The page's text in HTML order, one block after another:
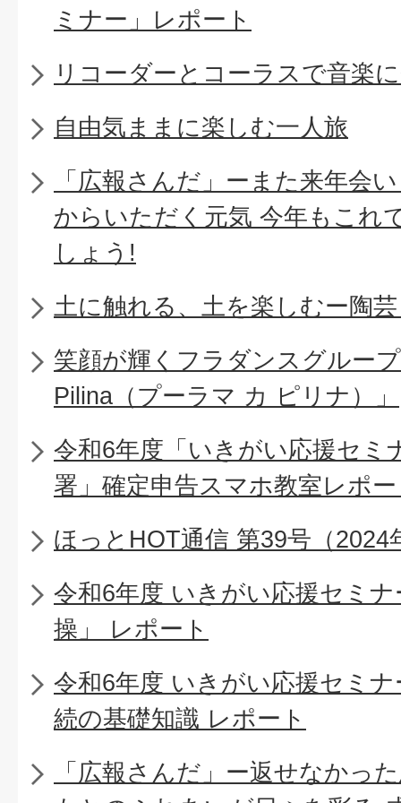
ミナー」レポート
リコーダーとコーラスで音楽
自由気ままに楽しむ一人旅
「広報さんだ」ーまた来年会
からいただく元気 今年もこれ
しょう!
土に触れる、土を楽しむー陶
笑顔が輝くフラダンスグルー
Pilina（プーラマ カ ピリナ）」
令和6年度「いきがい応援セミ
署」確定申告スマホ教室レポ
ほっとHOT通信 第39号（2024
令和6年度 いきがい応援セミ
操」 レポート
令和6年度 いきがい応援セミ
続の基礎知識 レポート
「広報さんだ」ー返せなかっ